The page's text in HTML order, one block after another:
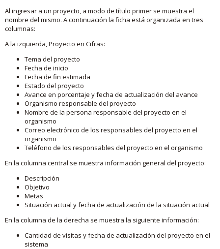
Al ingresar a un proyecto, a modo de título primer se muestra el
nombre del mismo. A continuación la ficha está organizada en tres
columnas:
A la izquierda, Proyecto en Cifras:
Tema del proyecto
Fecha de inicio
Fecha de fin estimada
Estado del proyecto
Avance en porcentaje y fecha de actualización del avance
Organismo responsable del proyecto
Nombre de la persona responsable del proyecto en el
organismo
Correo electrónico de los responsables del proyecto en el
organismo
Teléfono de los responsables del proyecto en el organismo
En la columna central se muestra información general del proyecto:
Descripción
Objetivo
Metas
Situación actual y fecha de actualización de la situación actual
En la columna de la derecha se muestra la siguiente información:
Cantidad de visitas y fecha de actualización del proyecto en el
sistema